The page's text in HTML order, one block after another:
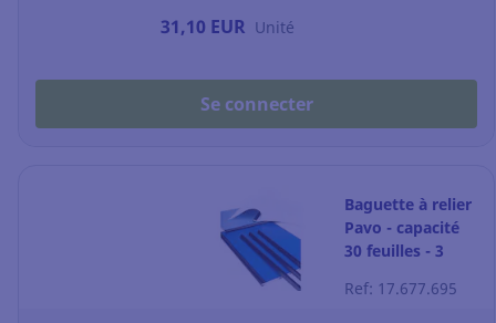
31,10 EUR Unité
Se connecter
Baguette à relier
Pavo - capacité
30 feuilles - 3
50
Ref: 17.677.695